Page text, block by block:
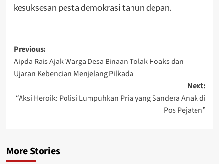
kesuksesan pesta demokrasi tahun depan.
Post
navigation
Previous:
Aipda Rais Ajak Warga Desa Binaan Tolak Hoaks dan
Ujaran Kebencian Menjelang Pilkada
Next:
“Aksi Heroik: Polisi Lumpuhkan Pria yang Sandera Anak di
Pos Pejaten”
More Stories